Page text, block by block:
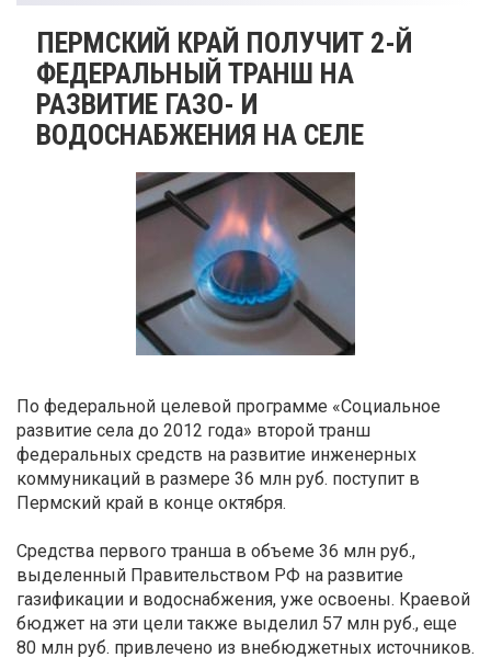
ПЕРМСКИЙ КРАЙ ПОЛУЧИТ 2-Й
ФЕДЕРАЛЬНЫЙ ТРАНШ НА
РАЗВИТИЕ ГАЗО- И
ВОДОСНАБЖЕНИЯ НА СЕЛЕ
По федеральной целевой программе «Социальное
развитие села до 2012 года» второй транш
федеральных средств на развитие инженерных
коммуникаций в размере 36 млн руб. поступит в
Пермский край в конце октября.
Средства первого транша в объеме 36 млн руб.,
выделенный Правительством РФ на развитие
газификации и водоснабжения, уже освоены. Краевой
бюджет на эти цели также выделил 57 млн руб., еще
80 млн руб. привлечено из внебюджетных источников.